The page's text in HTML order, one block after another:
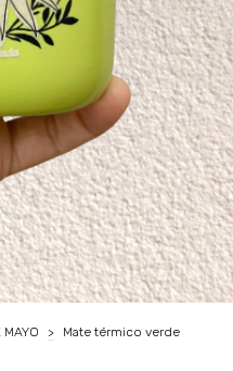
MAYO >
Mate térmico verde